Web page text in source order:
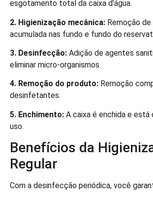
esgotamento total da caixa d’água.
2. Higienização mecânica: Remoção
acumulada nas fundo e fundo do
3. Desinfecção: Adição de agentes
eliminar micro-organismos.
4. Remoção do produto: Remoção
desinfetantes.
5. Enchimento: A caixa é enchida e está
uso.
Benefícios da
Regular
Com a desinfecção periódica, você